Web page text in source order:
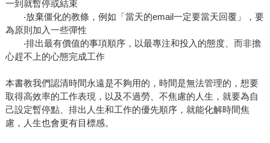
一到就暫停或結束
‧放棄僵化的教條，例如「當天的email一定要當天回覆」，要
為原則加入一些彈性
‧排出最有價值的事項順序，以最專注和投入的態度、而非擔
心趕不上的心態完成工作
本書教我們認清時間永遠是不夠用的，時間是無法管理的，想要
取得高效率的工作表現，以及不過勞、不焦慮的人生，就要為自
己設定暫停點、排出人生和工作的優先順序，就能化解時間焦
慮，人生也會更有目標感。